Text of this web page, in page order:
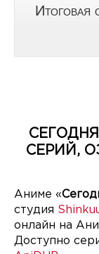
Итоговая
СЕРИЙ,
Аниме «
студия
онлайн на
Доступно